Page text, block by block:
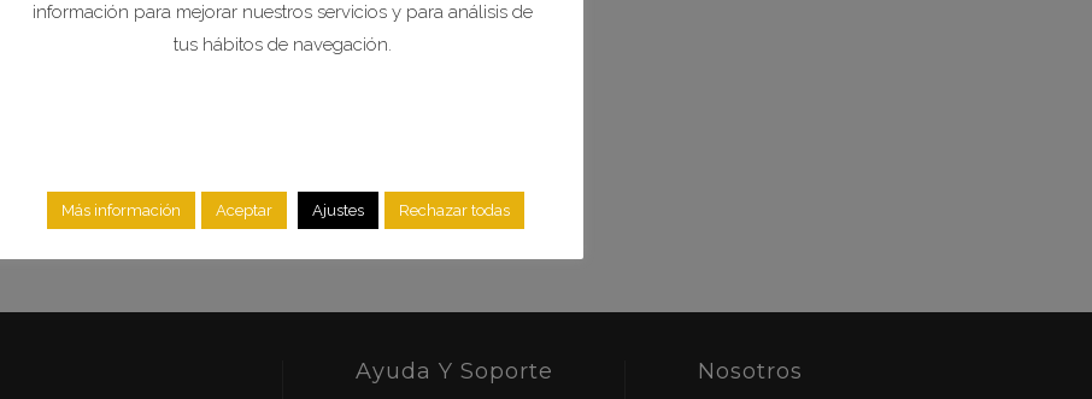
Ayuda Y Soporte Nosotros
información para mejorar nuestros servicios y para análisis de
tus hábitos de navegación.
Más información Aceptar Ajustes Rechazar todas